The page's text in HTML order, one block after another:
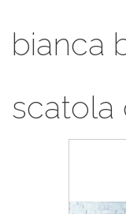
bianca
scatola